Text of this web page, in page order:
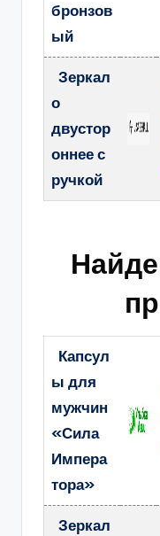
бронзов
ый
Зеркал
о
двустор
оннее с
ручкой
Капсул
ы для
мужчин
«Сила
Импера
тора»
Зеркал